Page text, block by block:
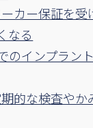
カー保証を受
なる
のインプラン
的な検査やか